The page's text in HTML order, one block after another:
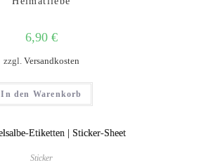
6,90 €
zzgl. Versandkosten
In den Warenkorb
Sticker